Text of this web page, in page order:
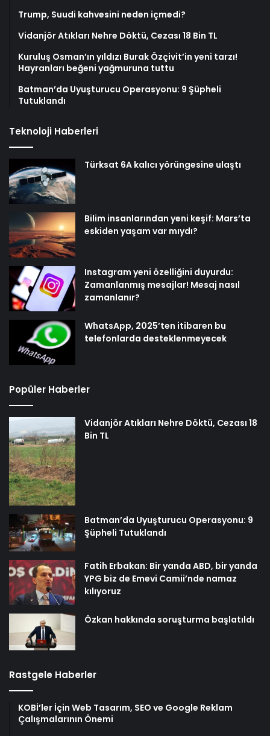
Trump, Suudi kahvesini neden içmedi?
Vidanjör Atıkları Nehre Döktü, Cezası 18 Bin TL
Kuruluş Osman’ın yıldızı Burak Özçivit’in yeni tarzı!
Hayranları beğeni yağmuruna tuttu
Batman’da Uyuşturucu Operasyonu: 9 Şüpheli
Tutuklandı
Teknoloji Haberleri
Türksat 6A kalıcı yörüngesine ulaştı
Bilim insanlarından yeni keşif: Mars’ta
eskiden yaşam var mıydı?
Instagram yeni özelliğini duyurdu:
Zamanlanmış mesajlar! Mesaj nasıl
zamanlanır?
WhatsApp, 2025’ten itibaren bu
telefonlarda desteklenmeyecek
Popüler Haberler
Vidanjör Atıkları Nehre Döktü, Cezası 18
Bin TL
Batman’da Uyuşturucu Operasyonu: 9
Şüpheli Tutuklandı
Fatih Erbakan: Bir yanda ABD, bir yanda
YPG biz de Emevi Camii’nde namaz
kılıyoruz
Özkan hakkında soruşturma başlatıldı
Rastgele Haberler
KOBİ’ler İçin Web Tasarım, SEO ve Google Reklam
Çalışmalarının Önemi